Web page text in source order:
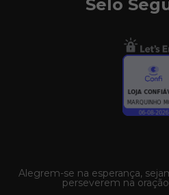
Selo
Alegrem-se na esperança,
perseverem na